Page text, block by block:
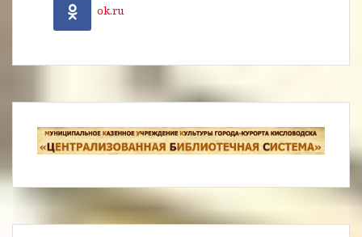
ok.ru